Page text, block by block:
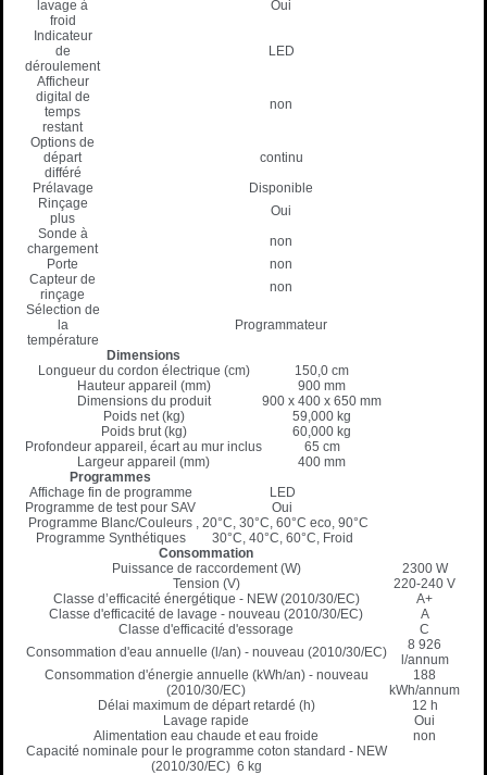
lavage à
froid
Oui
Indicateur
de
déroulement
LED
Afficheur
digital de
temps
restant
non
Options de
départ
différé
continu
Prélavage
Disponible
Rinçage
plus
Oui
Sonde à
chargement
non
Porte
non
Capteur de
rinçage
non
Sélection de
la
température
Programmateur
Dimensions
Longueur du cordon électrique (cm)
150,0 cm
Hauteur appareil (mm)
900 mm
Dimensions du produit
900 x 400 x 650 mm
Poids net (kg)
59,000 kg
Poids brut (kg)
60,000 kg
Profondeur appareil, écart au mur inclus
65 cm
Largeur appareil (mm)
400 mm
Programmes
Affichage fin de programme
LED
Programme de test pour SAV
Oui
Programme Blanc/Couleurs , 20°C, 30°C, 60°C eco, 90°C
Programme Synthétiques
30°C, 40°C, 60°C, Froid
Consommation
Puissance de raccordement (W)
2300 W
Tension (V)
220-240 V
Classe d’efficacité énergétique - NEW (2010/30/EC)
A+
Classe d'efficacité de lavage - nouveau (2010/30/EC)
A
Classe d'efficacité d'essorage
C
Consommation d'eau annuelle (l/an) - nouveau (2010/30/EC)
8 926
l/annum
Consommation d'énergie annuelle (kWh/an) - nouveau
(2010/30/EC)
188
kWh/annum
Délai maximum de départ retardé (h)
12 h
Lavage rapide
Oui
Alimentation eau chaude et eau froide
non
Capacité nominale pour le programme coton standard - NEW
(2010/30/EC) 6 kg